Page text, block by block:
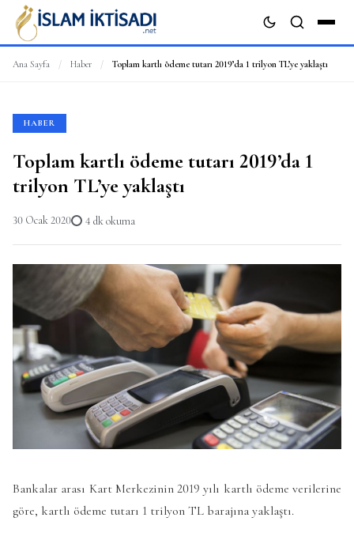
Ana Sayfa / Haber / Toplam kartlı ödeme tutarı 2019’da 1 trilyon TL’ye yaklaştı
HABER
Toplam kartlı ödeme tutarı 2019’da 1
trilyon TL’ye yaklaştı
30 Ocak 2020 4 dk okuma
Bankalar arası Kart Merkezinin 2019 yılı kartlı ödeme verilerine
göre, kartlı ödeme tutarı 1 trilyon TL barajına yaklaştı.